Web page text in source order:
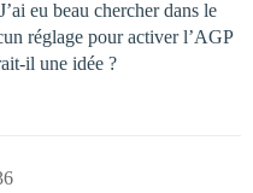
eu beau chercher dans le
réglage pour activer l’AGP
il une idée ?